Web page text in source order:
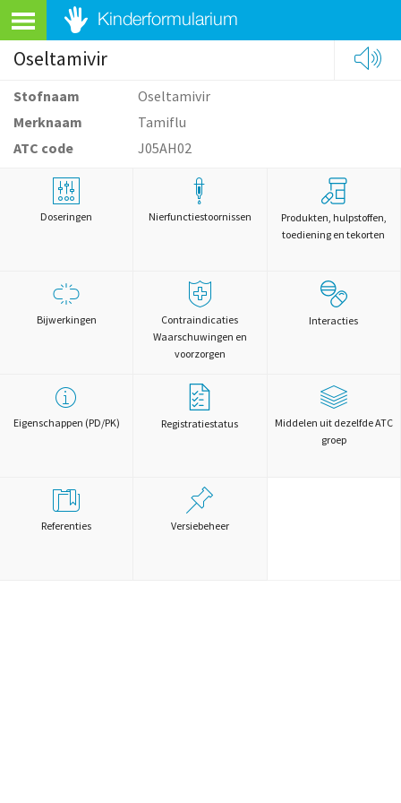
Oseltamivir
Stofnaam
Oseltamivir
Merknaam
Tamiflu
ATC code
J05AH02
Doseringen Nierfunctiestoornissen
Produkten, hulpstoffen,
toediening en tekorten
Bijwerkingen
Contraindicaties
Waarschuwingen en
voorzorgen
Interacties
Eigenschappen (PD/PK) Registratiestatus
Middelen uit dezelfde ATC
groep
Referenties Versiebeheer